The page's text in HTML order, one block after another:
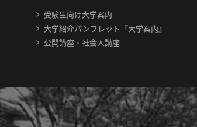
受験生向け大学案内
大学紹介パンフレット『大学案内』
公開講座・社会人講座